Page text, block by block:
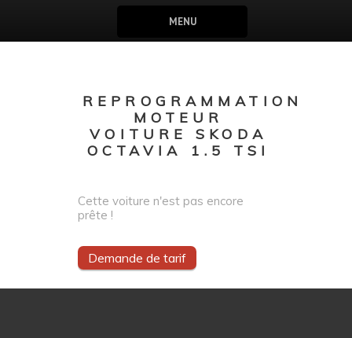
MENU
REPROGRAMMATION
MOTEUR
VOITURE SKODA
OCTAVIA 1.5 TSI
Cette voiture n'est pas encore
prête !
Demande de tarif